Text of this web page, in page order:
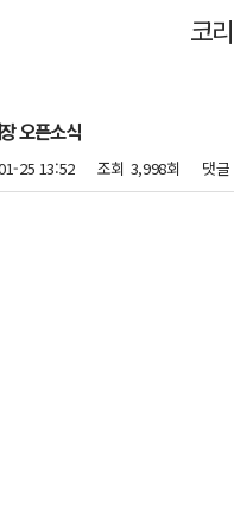
오픈소식
25 13:52 조회 3,998회 댓글